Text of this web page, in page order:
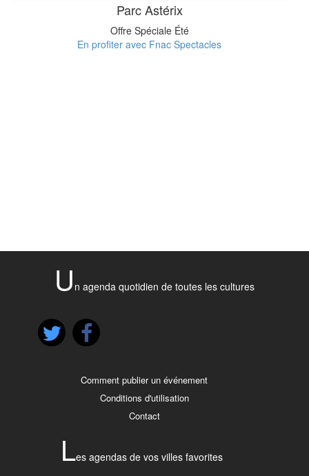
Parc Astérix
Offre Spéciale Été
En profiter avec Fnac Spectacles
U n agenda quotidien de toutes les cultures
Comment publier un événement
Conditions d'utilisation
Contact
Les agendas de vos villes favorites